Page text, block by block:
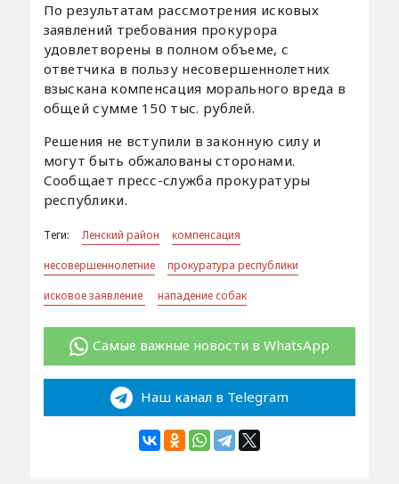
По результатам рассмотрения исковых
заявлений требования прокурора
удовлетворены в полном объеме, с
ответчика в пользу несовершеннолетних
взыскана компенсация морального вреда в
общей сумме 150 тыс. рублей.
Решения не вступили в законную силу и
могут быть обжалованы сторонами.
Сообщает пресс-служба прокуратуры
республики.
Теги: Ленский район
компенсация
несовершеннолетние
прокуратура республики
исковое заявление
нападение собак
Самые важные новости в WhatsApp
Наш канал в Telegram